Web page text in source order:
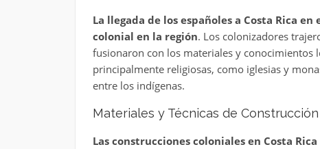
La llegada de los españoles a Costa Rica
colonial en la región. Los colonizadores
fusionaron con los materiales y conocimientos
principalmente religiosas, como iglesias y
entre los indígenas.
Materiales y Técnicas de Construcción
Las construcciones coloniales en Costa